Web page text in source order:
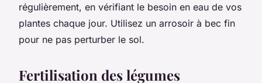
régulièrement, en vérifiant le besoin en eau de vos
plantes chaque jour. Utilisez un arrosoir à bec fin
pour ne pas perturber le sol.
Fertilisation des légumes